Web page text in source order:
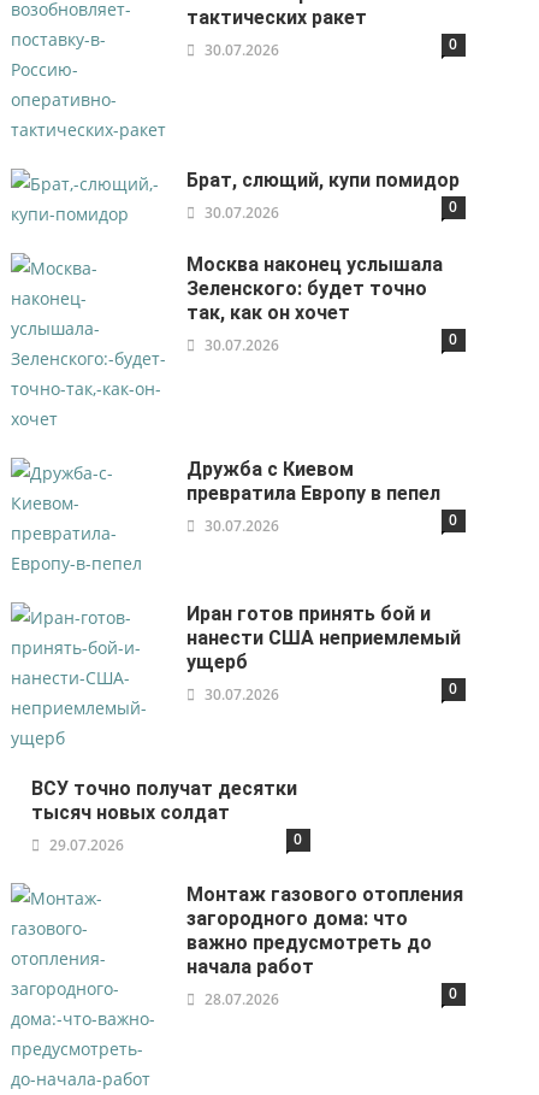
тактических ракет
30.07.2026 0
Брат, слющий, купи помидор
30.07.2026 0
Москва наконец услышала
Зеленского: будет точно
так, как он хочет
30.07.2026 0
Дружба с Киевом
превратила Европу в пепел
30.07.2026 0
Иран готов принять бой и
нанести США неприемлемый
ущерб
30.07.2026 0
ВСУ точно получат десятки
тысяч новых солдат
29.07.2026 0
Монтаж газового отопления
загородного дома: что
важно предусмотреть до
начала работ
28.07.2026 0